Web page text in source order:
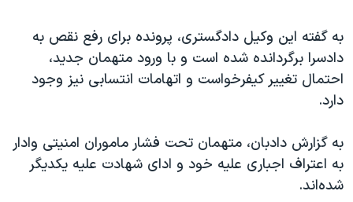
به گفته این وکیل دادگستری، پرونده برای رفع نقص به
دادسرا برگردانده شده است و با ورود متهمان جدید،
احتمال تغییر کیفرخواست و اتهامات انتسابی نیز وجود
دارد.
به گزارش دادبان، متهمان تحت فشار ماموران امنیتی وادار
به اعتراف اجباری علیه خود و ادای شهادت علیه یکدیگر
شده‌اند.